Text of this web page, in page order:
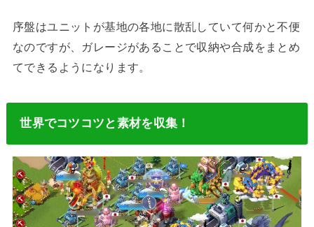
序盤はユニットが基地の各地に散乱していて何かと不便
なのですが、ガレージがあることで収納や合成をまとめ
てできるようになります。
世界でコツコツと素材を収集！